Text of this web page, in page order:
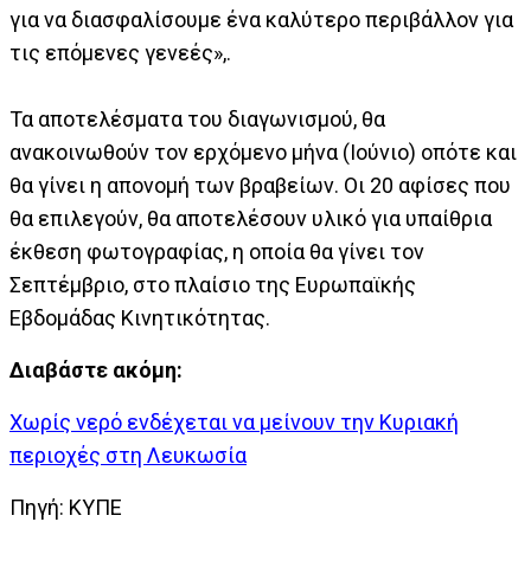
για να διασφαλίσουμε ένα καλύτερο περιβάλλον για
τις επόμενες γενεές»,.
Τα αποτελέσματα του διαγωνισμού, θα
ανακοινωθούν τον ερχόμενο μήνα (Ιούνιο) οπότε και
θα γίνει η απονομή των βραβείων. Οι 20 αφίσες που
θα επιλεγούν, θα αποτελέσουν υλικό για υπαίθρια
έκθεση φωτογραφίας, η οποία θα γίνει τον
Σεπτέμβριο, στο πλαίσιο της Ευρωπαϊκής
Εβδομάδας Κινητικότητας.
Διαβάστε ακόμη:
Χωρίς νερό ενδέχεται να μείνουν την Κυριακή
περιοχές στη Λευκωσία
Πηγή: ΚΥΠΕ